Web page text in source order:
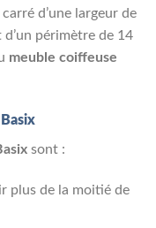
d’une largeur de
périmètre de 14
meuble coiffeuse
sont :
plus de la moitié de